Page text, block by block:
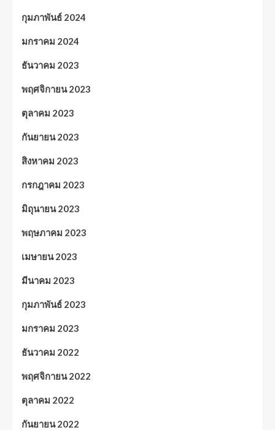
กุมภาพันธ์ 2024
มกราคม 2024
ธันวาคม 2023
พฤศจิกายน 2023
ตุลาคม 2023
กันยายน 2023
สิงหาคม 2023
กรกฎาคม 2023
มิถุนายน 2023
พฤษภาคม 2023
เมษายน 2023
มีนาคม 2023
กุมภาพันธ์ 2023
มกราคม 2023
ธันวาคม 2022
พฤศจิกายน 2022
ตุลาคม 2022
กันยายน 2022